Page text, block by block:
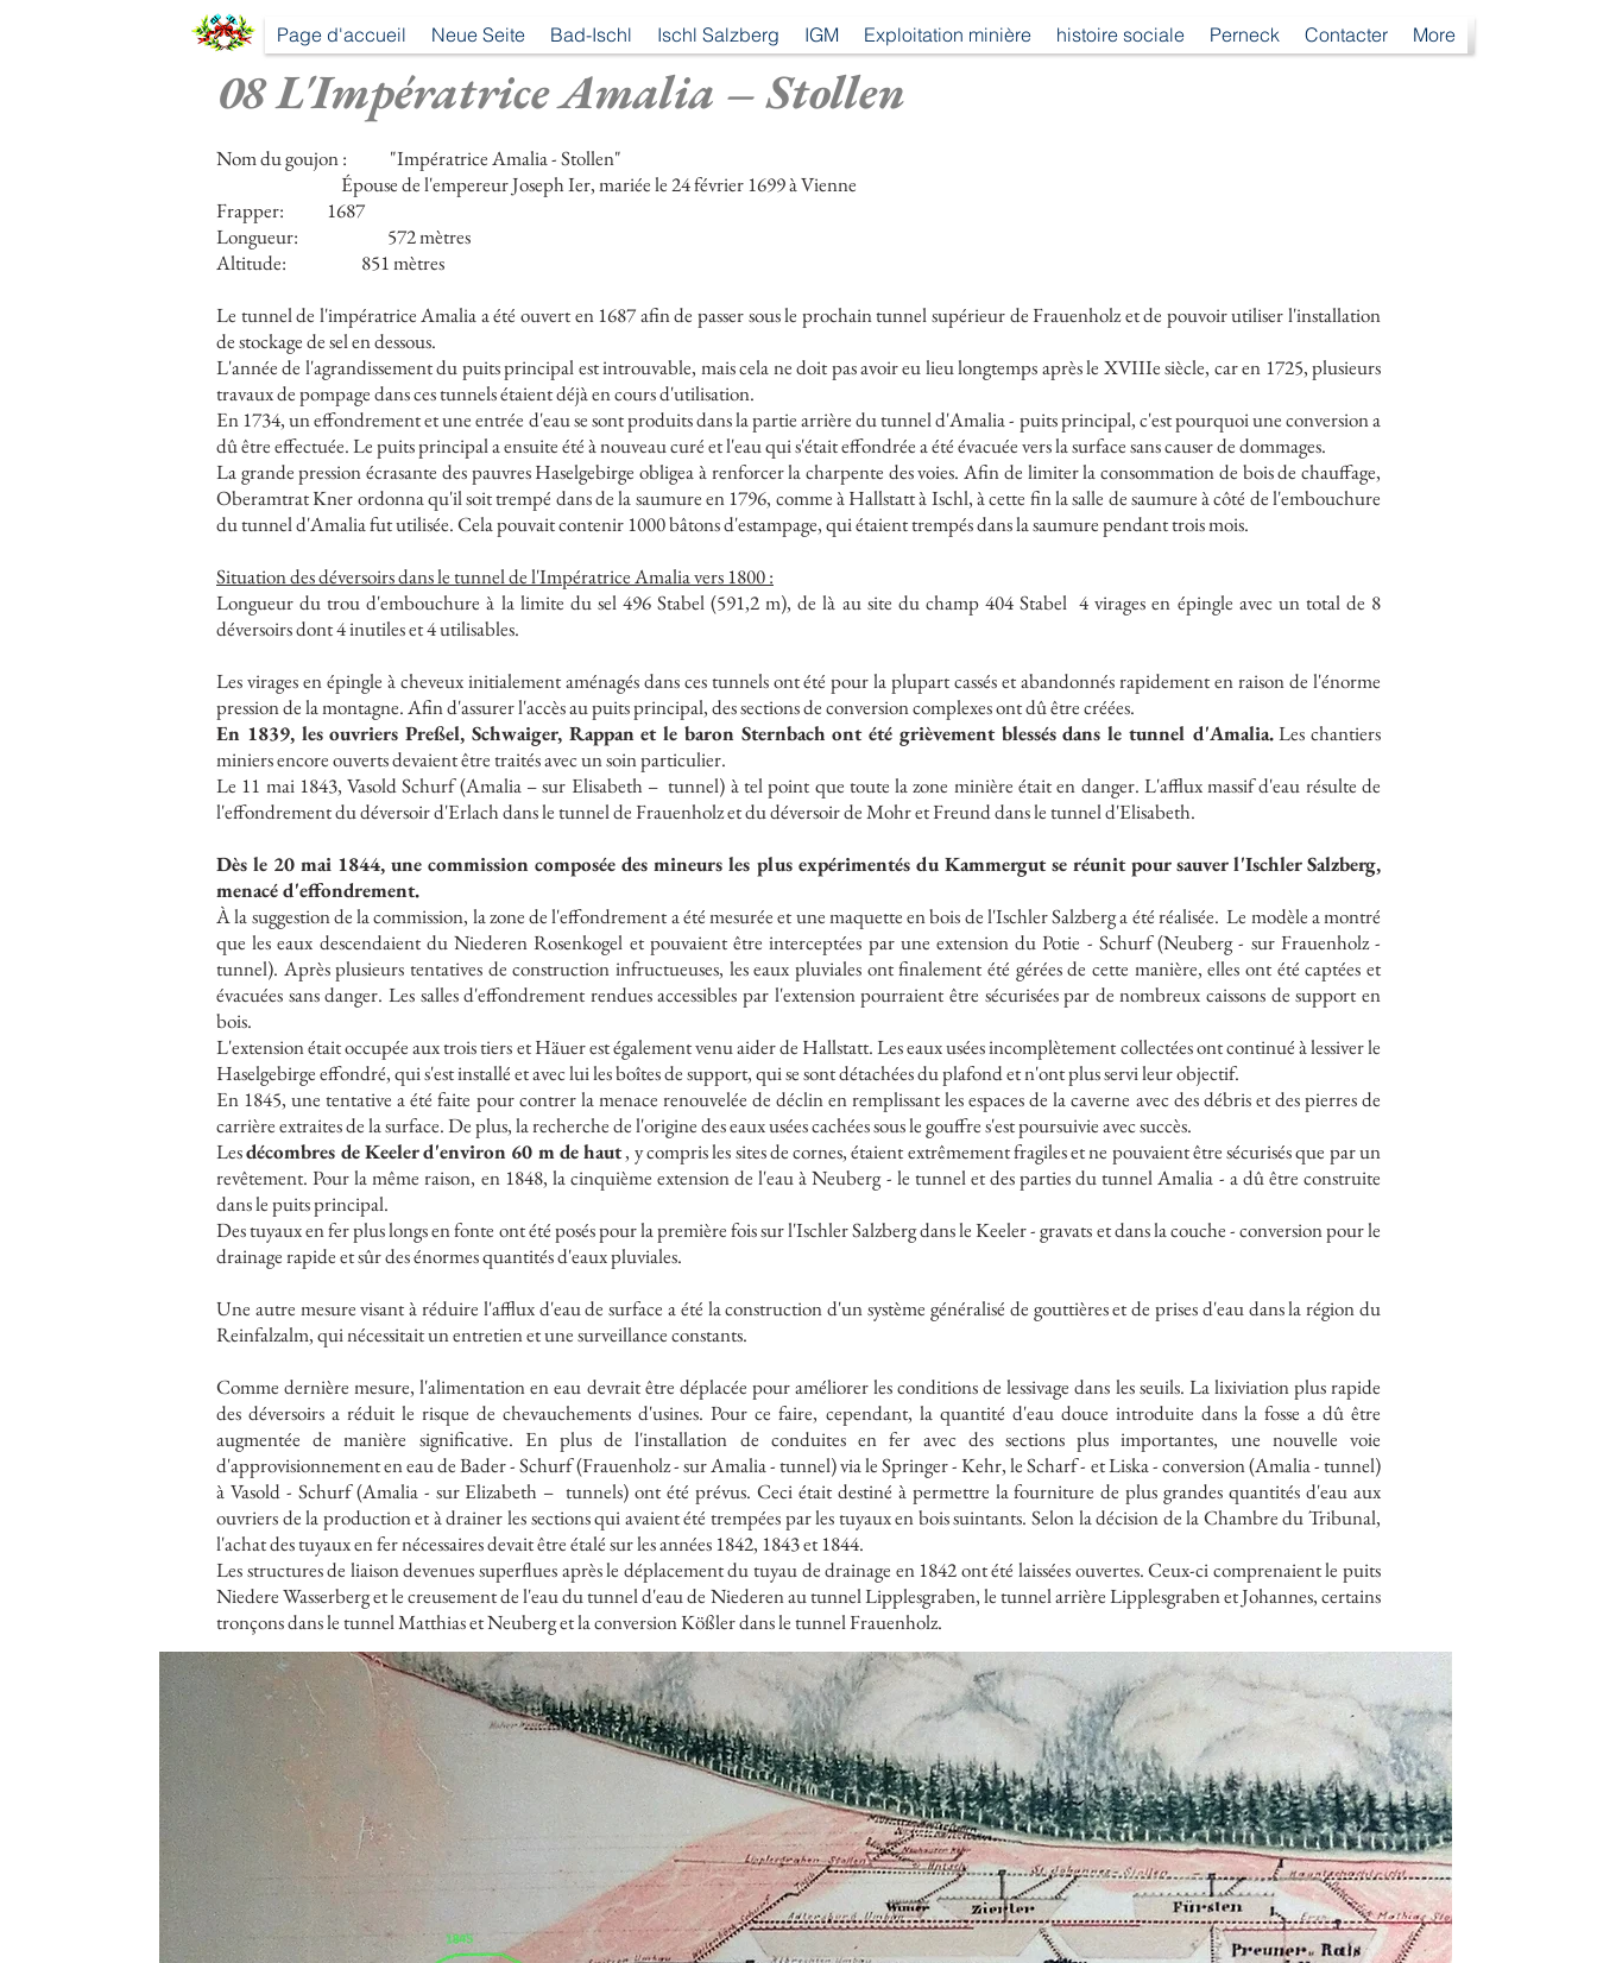
Page d'accueil Neue Seite Bad-Ischl Ischl Salzberg IGM Exploitation minière histoire sociale Perneck Contacter More
08 L'Impératrice Amalia – Stollen
Nom du goujon :
"Impératrice Amalia - Stollen"
Épouse de l'empereur Joseph Ier, mariée le 24 février 1699 à Vienne
Frapper:
1687
Longueur:
572 mètres
Altitude:
851 mètres
Le tunnel de l'impératrice Amalia a été ouvert en 1687 afin de passer sous le prochain tunnel supérieur de Frauenholz et de pouvoir utiliser l'installation
de stockage de sel en dessous.
L'année de l'agrandissement du puits principal est introuvable, mais cela ne doit pas avoir eu lieu longtemps après le XVIIIe siècle, car en 1725, plusieurs
travaux de pompage dans ces tunnels étaient déjà en cours d'utilisation.
En 1734, un effondrement et une entrée d'eau se sont produits dans la partie arrière du tunnel d'Amalia - puits principal, c'est pourquoi une conversion a
dû être effectuée. Le puits principal a ensuite été à nouveau curé et l'eau qui s'était effondrée a été évacuée vers la surface sans causer de dommages.
La grande pression écrasante des pauvres Haselgebirge obligea à renforcer la charpente des voies. Afin de limiter la consommation de bois de chauffage,
Oberamtrat Kner ordonna qu'il soit trempé dans de la saumure en 1796, comme à Hallstatt à Ischl, à cette fin la salle de saumure à côté de l'embouchure
du tunnel d'Amalia fut utilisée. Cela pouvait contenir 1000 bâtons d'estampage, qui étaient trempés dans la saumure pendant trois mois.
Situation des déversoirs dans le tunnel de l'Impératrice Amalia vers 1800 :
Longueur du trou d'embouchure à la limite du sel 496 Stabel (591,2 m), de là au site du champ 404 Stabel 4 virages en épingle avec un total de 8
déversoirs dont 4 inutiles et 4 utilisables.
Les virages en épingle à cheveux initialement aménagés dans ces tunnels ont été pour la plupart cassés et abandonnés rapidement en raison de l'énorme
pression de la montagne. Afin d'assurer l'accès au puits principal, des sections de conversion complexes ont dû être créées.
En 1839, les ouvriers Preßel, Schwaiger, Rappan et le baron Sternbach ont été grièvement blessés dans le tunnel d'Amalia.Les chantiers
miniers encore ouverts devaient être traités avec un soin particulier.
Le 11 mai 1843, Vasold Schurf (Amalia – sur Elisabeth – tunnel) à tel point que toute la zone minière était en danger. L'afflux massif d'eau résulte de
l'effondrement du déversoir d'Erlach dans le tunnel de Frauenholz et du déversoir de Mohr et Freund dans le tunnel d'Elisabeth.
Dès le 20 mai 1844, une commission composée des mineurs les plus expérimentés du Kammergut se réunit pour sauver l'Ischler Salzberg,
menacé d'effondrement.
À la suggestion de la commission, la zone de l'effondrement a été mesurée et une maquette en bois de l'Ischler Salzberg a été réalisée. Le modèle a montré
que les eaux descendaient du Niederen Rosenkogel et pouvaient être interceptées par une extension du Potie - Schurf (Neuberg - sur Frauenholz -
tunnel). Après plusieurs tentatives de construction infructueuses, les eaux pluviales ont finalement été gérées de cette manière, elles ont été captées et
évacuées sans danger. Les salles d'effondrement rendues accessibles par l'extension pourraient être sécurisées par de nombreux caissons de support en
bois.
L'extension était occupée aux trois tiers et Häuer est également venu aider de Hallstatt. Les eaux usées incomplètement collectées ont continué à lessiver le
Haselgebirge effondré, qui s'est installé et avec lui les boîtes de support, qui se sont détachées du plafond et n'ont plus servi leur objectif.
En 1845, une tentative a été faite pour contrer la menace renouvelée de déclin en remplissant les espaces de la caverne avec des débris et des pierres de
carrière extraites de la surface. De plus, la recherche de l'origine des eaux usées cachées sous le gouffre s'est poursuivie avec succès.
Lesdécombres de Keeler d'environ 60 m de haut, y compris les sites de cornes, étaient extrêmement fragiles et ne pouvaient être sécurisés que par un
revêtement. Pour la même raison, en 1848, la cinquième extension de l'eau à Neuberg - le tunnel et des parties du tunnel Amalia - a dû être construite
dans le puits principal.
Des tuyaux en fer plus longs en fonte ont été posés pour la première fois sur l'Ischler Salzberg dans le Keeler - gravats et dans la couche - conversion pour le
drainage rapide et sûr des énormes quantités d'eaux pluviales.
Une autre mesure visant à réduire l'afflux d'eau de surface a été la construction d'un système généralisé de gouttières et de prises d'eau dans la région du
Reinfalzalm, qui nécessitait un entretien et une surveillance constants.
Comme dernière mesure, l'alimentation en eau devrait être déplacée pour améliorer les conditions de lessivage dans les seuils. La lixiviation plus rapide
des déversoirs a réduit le risque de chevauchements d'usines. Pour ce faire, cependant, la quantité d'eau douce introduite dans la fosse a dû être
augmentée de manière significative. En plus de l'installation de conduites en fer avec des sections plus importantes, une nouvelle voie
d'approvisionnement en eau de Bader - Schurf (Frauenholz - sur Amalia - tunnel) via le Springer - Kehr, le Scharf - et Liska - conversion (Amalia - tunnel)
à Vasold - Schurf (Amalia - sur Elizabeth – tunnels) ont été prévus. Ceci était destiné à permettre la fourniture de plus grandes quantités d'eau aux
ouvriers de la production et à drainer les sections qui avaient été trempées par les tuyaux en bois suintants. Selon la décision de la Chambre du Tribunal,
l'achat des tuyaux en fer nécessaires devait être étalé sur les années 1842, 1843 et 1844.
Les structures de liaison devenues superflues après le déplacement du tuyau de drainage en 1842 ont été laissées ouvertes. Ceux-ci comprenaient le puits
Niedere Wasserberg et le creusement de l'eau du tunnel d'eau de Niederen au tunnel Lipplesgraben, le tunnel arrière Lipplesgraben et Johannes, certains
tronçons dans le tunnel Matthias et Neuberg et la conversion Kößler dans le tunnel Frauenholz.